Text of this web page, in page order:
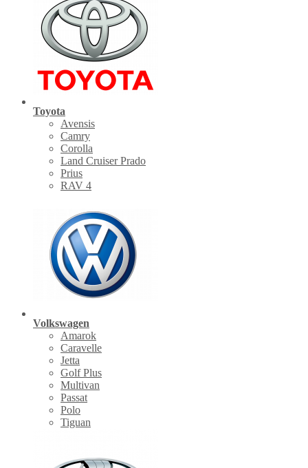
Toyota
Avensis
Camry
Corolla
Land Cruiser Prado
Prius
RAV 4
Volkswagen
Amarok
Caravelle
Jetta
Golf Plus
Multivan
Passat
Polo
Tiguan